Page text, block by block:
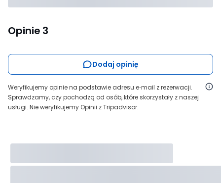
Opinie 3
Dodaj opinię
Weryfikujemy opinie na podstawie adresu e‑mail z rezerwacji.
Sprawdzamy, czy pochodzą od osób, które skorzystały z naszej
usługi. Nie weryfikujemy Opinii z Tripadvisor.